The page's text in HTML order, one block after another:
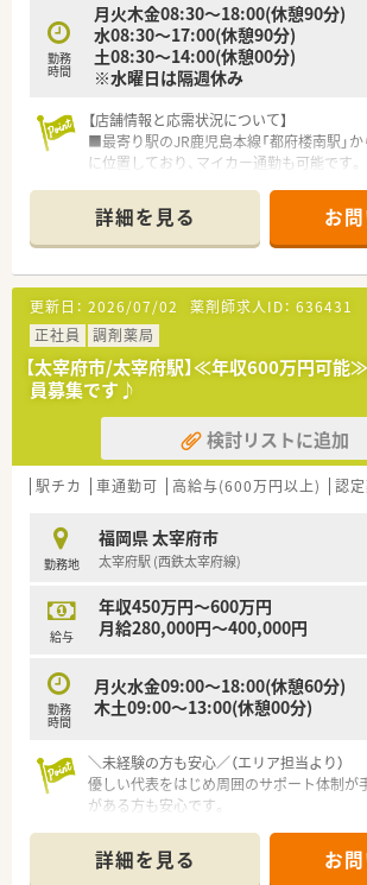
勤務
時間
月火木金08:30～18:00(休憩90分)
水08:30～17:00(休憩90分)
土08:30～14:00(休憩00分)
※水曜日は隔週休み
【店舗情報と応需状況について】
■最寄り駅のJR鹿児島本線「都府楼南駅」
に位置しており、マイカー通勤も可能です。
処方箋を広域の医療機関からも応需してい
■薬剤師は常時2～3名体制で業務を行って
も1～2名在籍し、薬剤師業務に集中できる
【募集背景と求める人物像について】
■今後の更なる地域医療への貢献と、より手
を目指し、今回増員募集を行っております。
■患者様一人ひとりと向き合い、笑顔にす
じられる、ホスピタリティ精神のある方を
■チームワークを大切にし、スタッフ同士で
に業務に取り組んでいただける方を歓迎い
【こんな取り組みをしています】
■地域体制加算を算定しており、地域住民の
■患者様にとって必要と判断した医薬品や
て対価をいただくという方針で積極的に提
■発熱外来の処方箋応需や、抗原検査キッ
【こんな方にオススメ】
の時間を大切にしたい方には最適な環境です
■地域に密着した薬局で、患者様一人ひとり
い、信頼関係を築いていきたい方におすすめ
でも、安心してキャリアをスタートできます。
詳細を見る お
更新日： 2026/07/02 薬剤師求人ID： 636431
正社員
調剤薬局
【太宰府市/太宰府駅】≪年収600万円可能
員募集です♪
検討リストに追加
駅チカ 車通勤可 高給与(600万円以上) 認定
勤務地
福岡県 太宰府市
太宰府駅 (西鉄太宰府線)
給与
年収450万円～600万円
月給280,000円～400,000円
勤務
時間
月火水金09:00～18:00(休憩60分)
木土09:00～13:00(休憩00分)
＼未経験の方も安心／（エリア担当より）
優しい代表をはじめ周囲のサポート体制が
がある方も安心です。
【店舗情報と応需状況について】
■西鉄太宰府線の太宰府駅から徒歩で2分ほ
詳細を見る お